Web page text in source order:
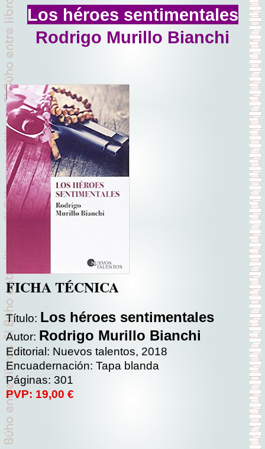
Los héroes sentimentales
Rodrigo Murillo Bianchi
FICHA TÉCNICA
Título: Los héroes sentimentales
Autor: Rodrigo Murillo Bianchi
Editorial: Nuevos talentos, 2018
Encuadernación: Tapa blanda
Páginas: 301
PVP: 19,00 €